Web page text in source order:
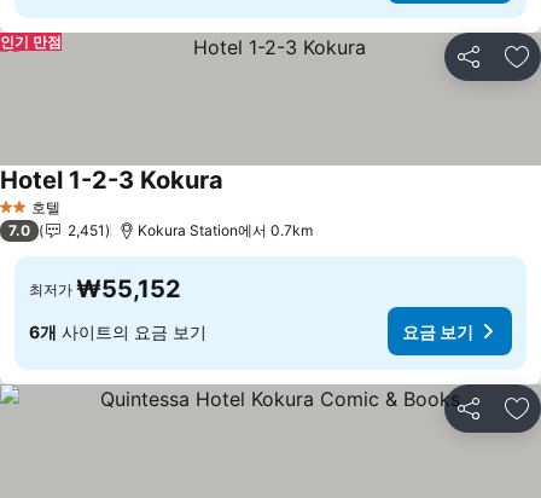
공유 즐
인기 만점
2 성급호텔
Hotel 1-2-3 Kokura
7.0 2,451 Kokura Station에서 0.7km
최저가 ₩55,152
6개 사이트의 요금 보기 요금 보기
공유 즐